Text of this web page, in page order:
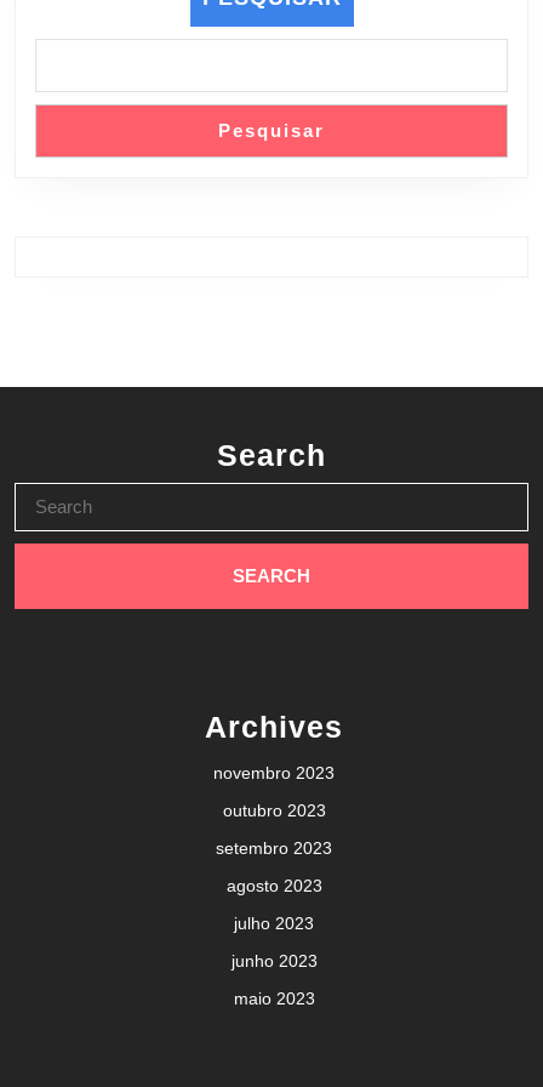
Pesquisar
Search
for:
Archives
novembro 2023
outubro 2023
setembro 2023
agosto 2023
julho 2023
junho 2023
maio 2023